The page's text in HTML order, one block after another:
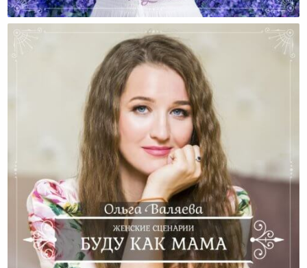
Мне Тридцать Лет — Это Много Или Мало?